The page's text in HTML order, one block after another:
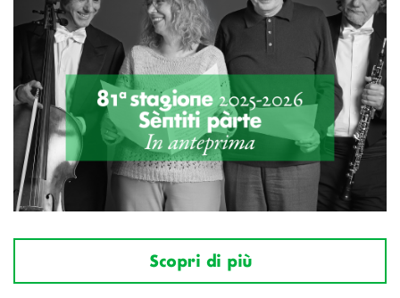
Scopri di più